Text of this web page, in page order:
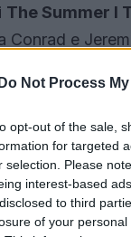
Do Not Process
opt-out of the sale,
for targeted
selection. Please
interest-based
to third
of your
The Summer I
e
catturato
sul